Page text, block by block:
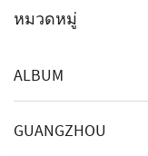
หมวดหมู่
ALBUM
GUANGZHOU